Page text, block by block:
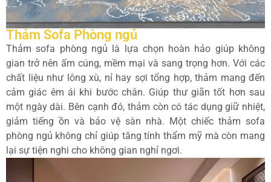
Thảm Sofa Phòng ngủ
Thảm sofa phòng ngủ là lựa chọn hoàn hảo giúp không
gian trở nên ấm cúng, mềm mại và sang trọng hơn. Với các
chất liệu như lông xù, nỉ hay sợi tổng hợp, thảm mang đến
cảm giác êm ái khi bước chân. Giúp thư giãn tốt hơn sau
một ngày dài. Bên cạnh đó, thảm còn có tác dụng giữ nhiệt,
giảm tiếng ồn và bảo vệ sàn nhà. Một chiếc thảm sofa
phòng ngủ không chỉ giúp tăng tính thẩm mỹ mà còn mang
lại sự tiện nghi cho không gian nghỉ ngơi.